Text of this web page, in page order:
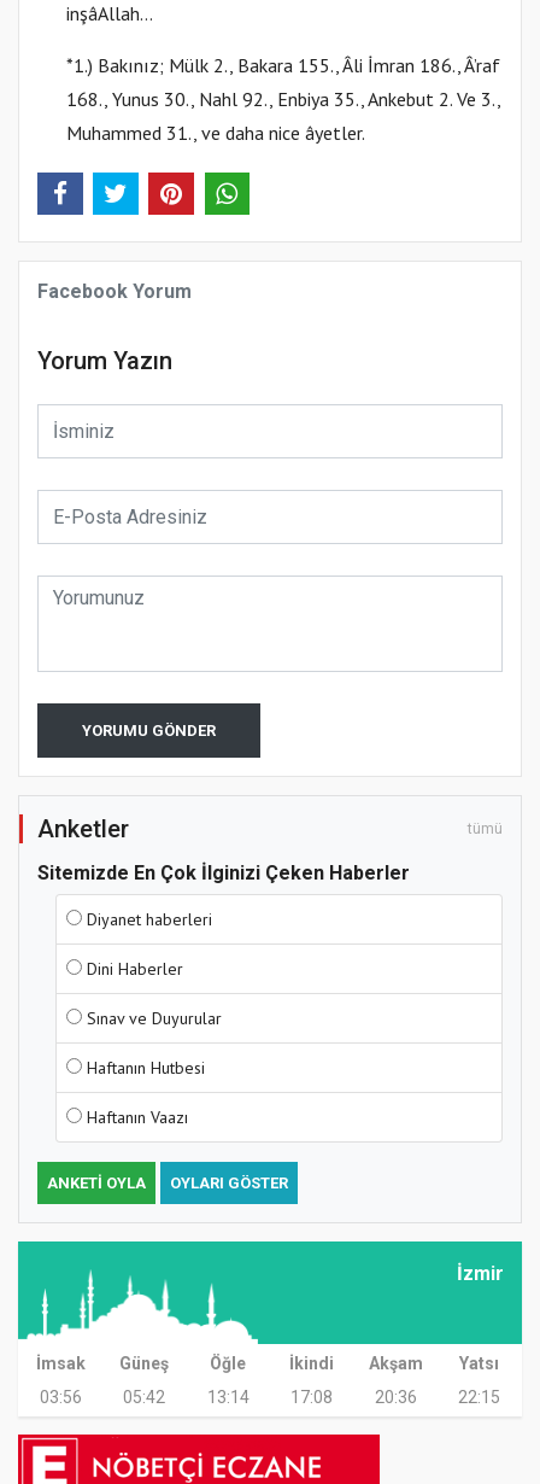
inşâAllah…
*1.) Bakınız; Mülk 2., Bakara 155., Âli İmran 186., Â’raf
168., Yunus 30., Nahl 92., Enbiya 35., Ankebut 2. Ve 3.,
Muhammed 31., ve daha nice âyetler.
Facebook Yorum
Yorum Yazın
YORUMU GÖNDER
Anketler tümü
Sitemizde En Çok İlginizi Çeken Haberler
Diyanet haberleri
Dini Haberler
Sınav ve Duyurular
Haftanın Hutbesi
Haftanın Vaazı
ANKETI OYLA OYLARI GÖSTER
İzmir
İmsak Güneş Öğle İkindi Akşam
Yatsı
03:56
05:42 13:14 17:08 20:36 22:15